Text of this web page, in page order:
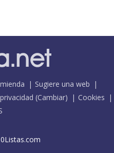
Sugiere una web
(Cambiar)
Cookies